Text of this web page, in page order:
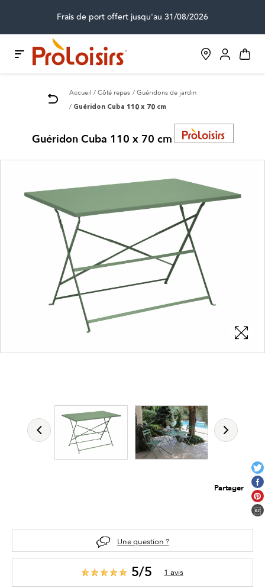
Frais de port offert jusqu'au 31/08/2026
Accueil Côté repas Guéridons de jardin
Guéridon Cuba 110 x 70 cm
Guéridon Cuba 110 x 70 cm
Partager
Une question ?
5/5 1 avis